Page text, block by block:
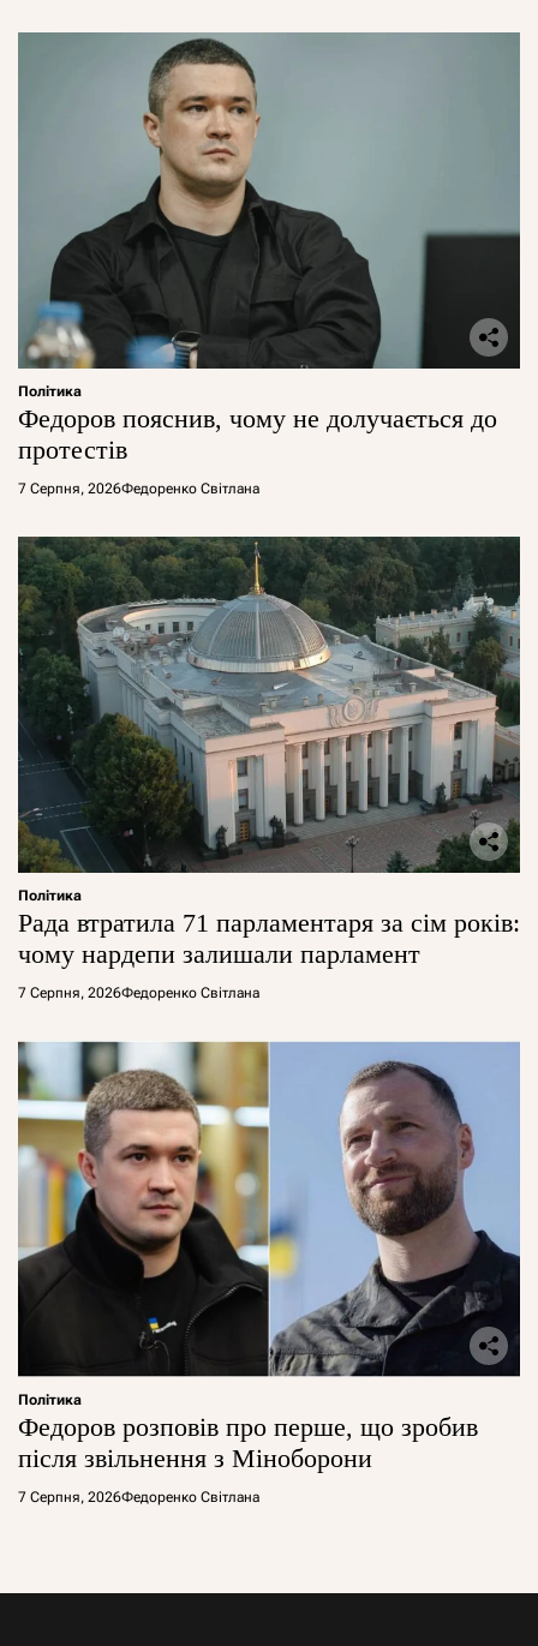
Політика
Федоров пояснив, чому не долучається до
протестів
7 Серпня, 2026Федоренко Світлана
Політика
Рада втратила 71 парламентаря за сім років:
чому нардепи залишали парламент
7 Серпня, 2026Федоренко Світлана
Політика
Федоров розповів про перше, що зробив
після звільнення з Міноборони
7 Серпня, 2026Федоренко Світлана